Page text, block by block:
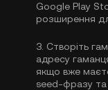
Google Play
розширення
3. Створіть
адресу
якщо вже
seed-фразу та